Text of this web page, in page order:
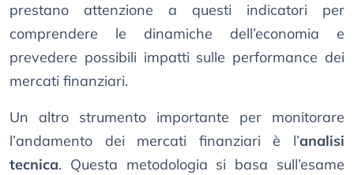
prestano attenzione a questi indicatori per
comprendere le dinamiche dell’economia e
prevedere possibili impatti sulle performance dei
mercati finanziari.
Un altro strumento importante per monitorare
l’andamento dei mercati finanziari è l’analisi
tecnica. Questa metodologia si basa sull’esame